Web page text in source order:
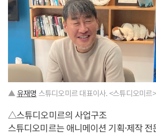
▲유재명 스튜디오미르 대표이사. <스튜디오미르>
△스튜디오미르의 사업구조
스튜디오미르는 애니메이션 기획·제작 전